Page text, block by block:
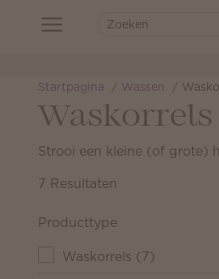
Startpagina Wassen
Waskorrels
Strooi een kleine (of grote)
7 Resultaten
Producttype
Waskorrels (7)